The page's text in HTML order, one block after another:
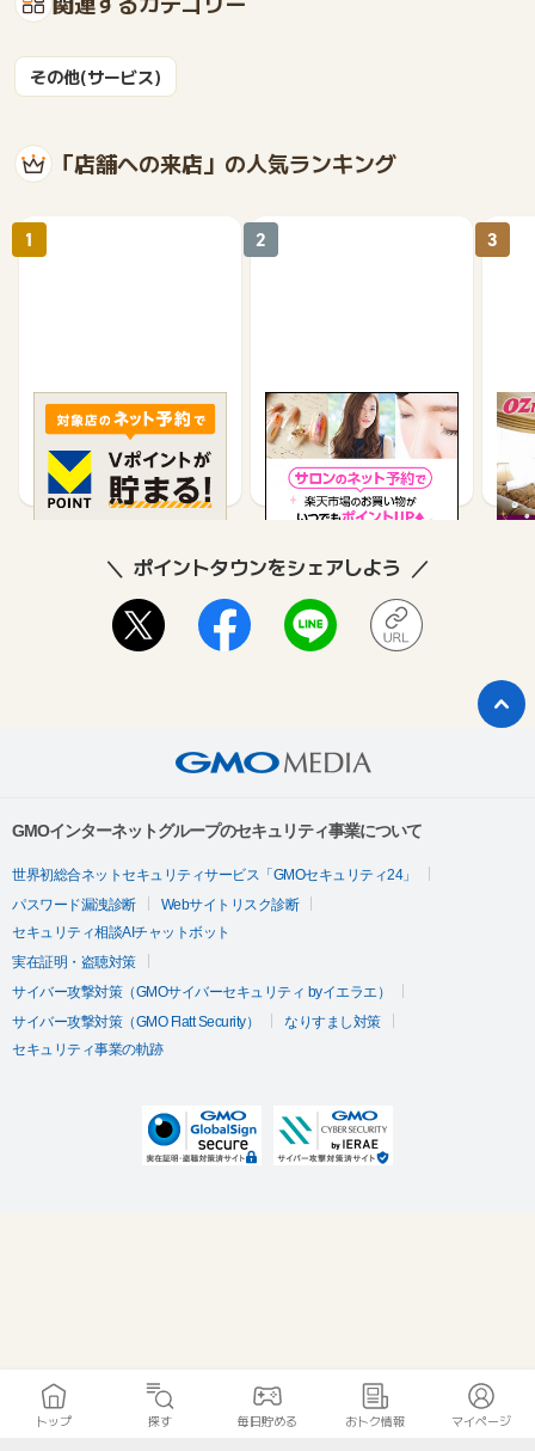
その他(サービス)
「店舗への来店」の人気ランキング
食べログ
85
1
楽天ビューティ
0.45%
2
「
ル）
ービ
3
ポイントタウンをシェアしよう
GMOインターネットグループのセキュリティ事業について
世界初総合ネットセキュリティサービス「GMOセキュリティ24」
パスワード漏洩診断
Webサイトリスク診断
セキュリティ相談AIチャットボット
実在証明・盗聴対策
サイバー攻撃対策（GMOサイバーセキュリティ byイエラエ）
サイバー攻撃対策（GMO Flatt Security）
なりすまし対策
セキュリティ事業の軌跡
トップ 探す 毎日貯める おトク情報 マイページ